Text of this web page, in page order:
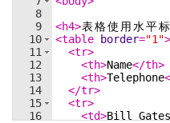
8
9
10
11
12
13
14
15
16
<h4>表格使 用 水平标
<table border="1">
<tr>
<th>Name</th>
<th>Telephone
</tr>
<tr>
<td>Bill Gates